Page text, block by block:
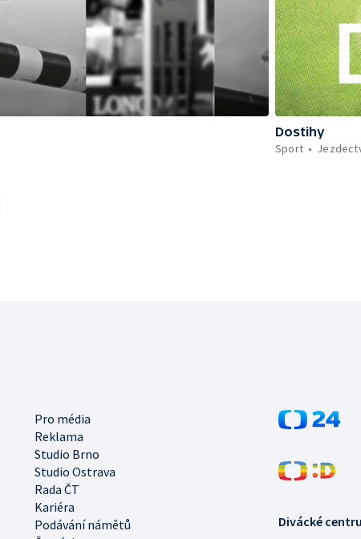
Dostihy
Sport
Divácké
Pro média
Reklama
Studio Brno
Studio Ostrava
Rada ČT
Kariéra
Podávání námětů